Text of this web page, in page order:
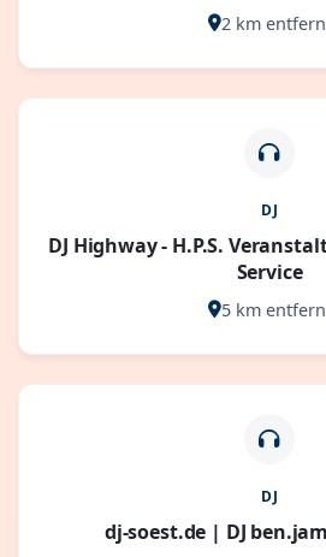
2 km
DJ
DJ Highway - H.P.S.
Service
5 km
DJ
dj-soest.de | DJ